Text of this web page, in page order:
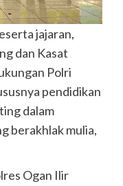
jajaran,
dan Kasat
Polri
pendidikan
dalam
berakhlak mulia,
Ogan Ilir